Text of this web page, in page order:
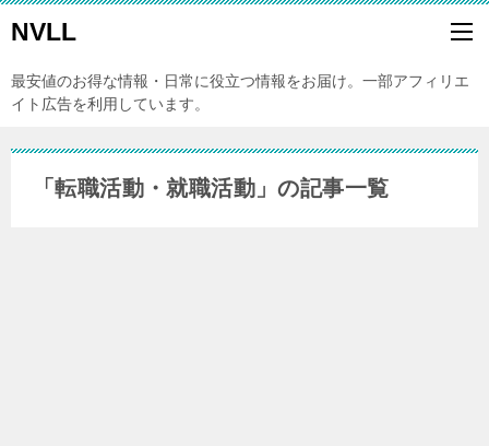
NVLL
最安値のお得な情報・日常に役立つ情報をお届け。一部アフィリエ
イト広告を利用しています。
「転職活動・就職活動」の記事一覧